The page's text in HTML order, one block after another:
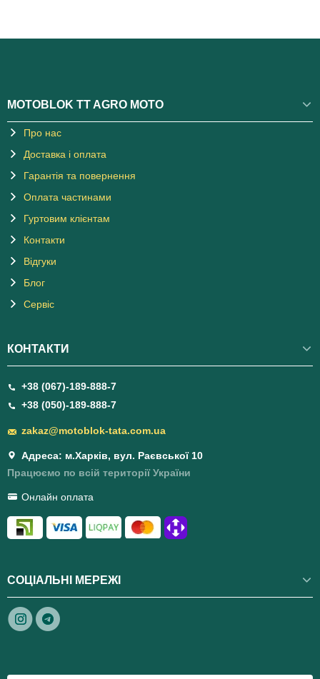
MOTOBLOK TT AGRO MOTO
Про нас
Доставка і оплата
Гарантія та повернення
Оплата частинами
Гуртовим клієнтам
Контакти
Відгуки
Блог
Сервіс
КОНТАКТИ
+38 (067)-189-888-7
+38 (050)-189-888-7
zakaz@motoblok-tata.com.ua
Адреса: м.Харків, вул. Раєвської 10
Працюємо по всій території України
Онлайн оплата
СОЦІАЛЬНІ МЕРЕЖІ